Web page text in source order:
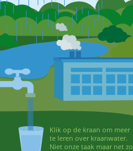
Klik op de kraan om meer
te leren over kraanwater.
Niet onze taak maar net zo